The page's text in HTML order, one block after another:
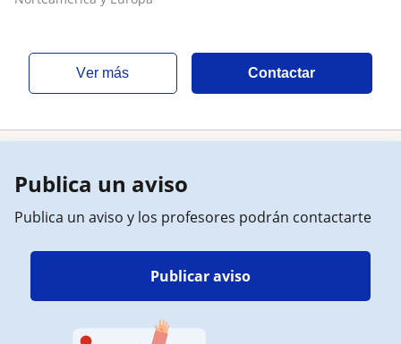
ver más Contactar
Publica un aviso
Publica un aviso y los profesores podrán contactarte
Publicar aviso